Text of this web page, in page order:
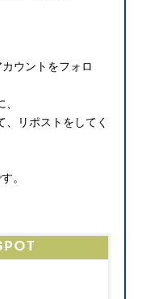
ウントをフォロ
リポストをしてく
。